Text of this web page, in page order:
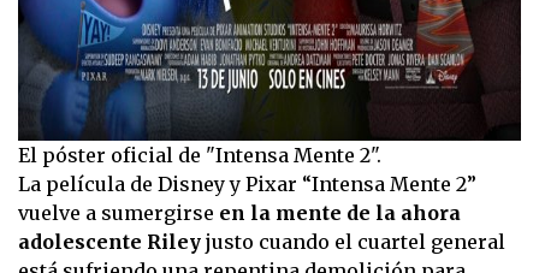
El póster oficial de "Intensa Mente 2".
La película de Disney y Pixar “Intensa Mente 2”
vuelve a sumergirse en la mente de la ahora
adolescente Riley justo cuando el cuartel general